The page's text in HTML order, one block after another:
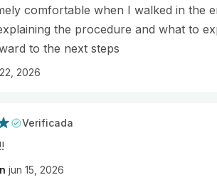
comfortable when I walked in the
the procedure and what to
to the next steps
2026
Verificada
jun 15, 2026